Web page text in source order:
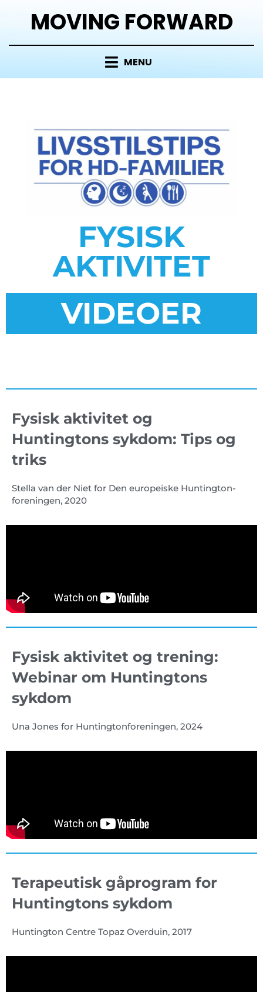
MOVING FORWARD
MENU
FYSISK
AKTIVITET
VIDEOER
Fysisk aktivitet og
Huntingtons sykdom: Tips og
triks
Stella van der Niet for Den europeiske Huntington-
foreningen, 2020
Fysisk aktivitet og trening:
Webinar om Huntingtons
sykdom
Una Jones for Huntingtonforeningen, 2024
Terapeutisk gåprogram for
Huntingtons sykdom
Huntington Centre Topaz Overduin, 2017